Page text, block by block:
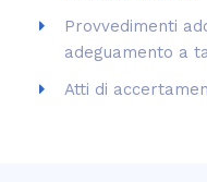
Provvedimenti
adeguamento a
Atti di